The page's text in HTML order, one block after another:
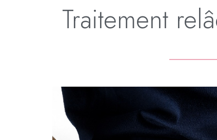
Traitement